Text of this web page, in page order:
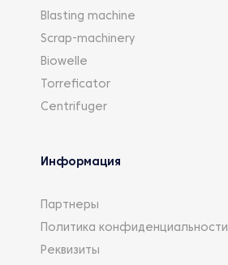
Blasting machine
Scrap-machinery
Biowelle
Torreficator
Centrifuger
Информация
Партнеры
Политика конфиденциальности
Реквизиты